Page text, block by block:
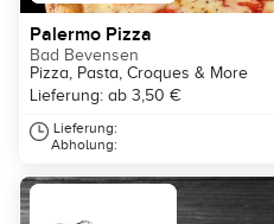
Palermo Pizza
Bad Bevensen
Pizza, Pasta, Croques & More
Lieferung: ab 3,50 €
Lieferung:
Abholung: